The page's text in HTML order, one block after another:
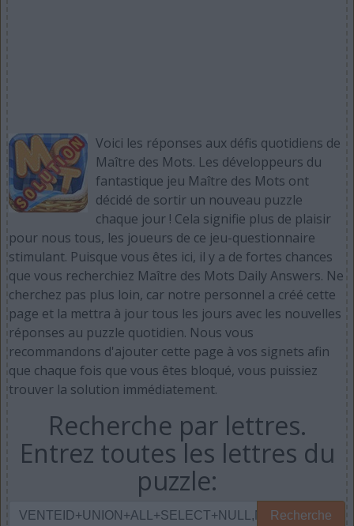
Voici les réponses aux défis quotidiens de
Maître des Mots. Les développeurs du
fantastique jeu Maître des Mots ont
décidé de sortir un nouveau puzzle
chaque jour ! Cela signifie plus de plaisir
pour nous tous, les joueurs de ce jeu-questionnaire
stimulant. Puisque vous êtes ici, il y a de fortes chances
que vous recherchiez Maître des Mots Daily Answers. Ne
cherchez pas plus loin, car notre personnel a créé cette
page et la mettra à jour tous les jours avec les nouvelles
réponses au puzzle quotidien. Nous vous
recommandons d'ajouter cette page à vos signets afin
que chaque fois que vous êtes bloqué, vous puissiez
trouver la solution immédiatement.
Recherche par lettres.
Entrez toutes les lettres du
puzzle:
Recherche
Recherche